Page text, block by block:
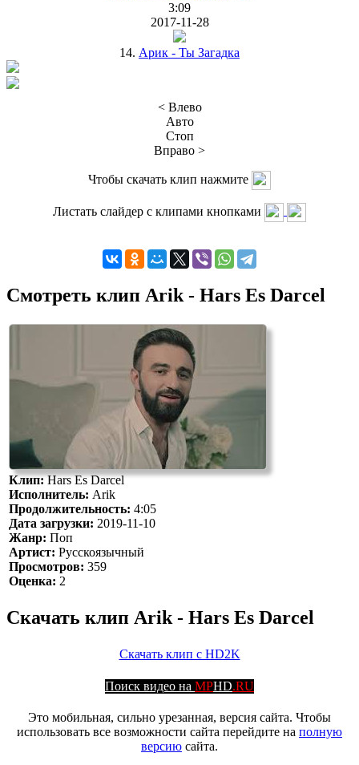
3:09
2017-11-28
14. Арик - Ты Загадка
< Влево
Авто
Стоп
Вправо >
Чтобы скачать клип нажмите
Листать слайдер с клипами кнопками
Смотреть клип Arik - Hars Es Darcel
Клип:Hars Es Darcel
Исполнитель: Arik
Продолжительность: 4:05
Дата загрузки: 2019-11-10
Жанр: Поп
Артист: Русскоязычный
Просмотров: 359
Оценка: 2
Скачать клип Arik - Hars Es Darcel
Скачать клип с HD2K
Поиск видео на MPHD.RU
Это мобильная, сильно урезанная, версия сайта. Чтобы
использовать все возможности сайта перейдите на полную
версию сайта.